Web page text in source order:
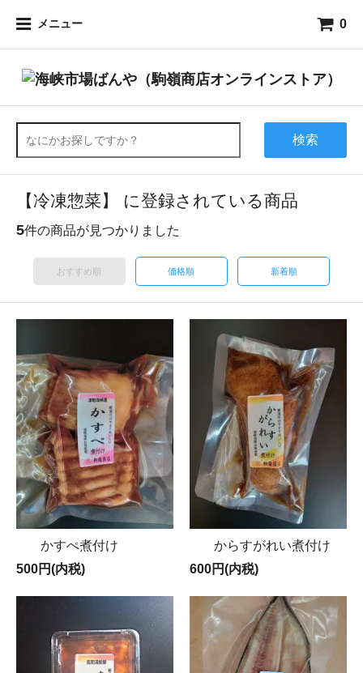
メニュー 0
検索
【冷凍惣菜】 に登録されている商品
5件の商品が見つかりました
おすすめ順 価格順 新着順
かすぺ煮付け
500円(内税)
からすがれい煮付け
600円(内税)